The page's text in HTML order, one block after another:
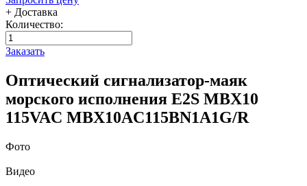
+ Доставка
Количество:
Заказать
Оптический сигнализатор-маяк
морского исполнения E2S MBX10
115VAC MBX10AC115BN1A1G/R
Фото
Видео